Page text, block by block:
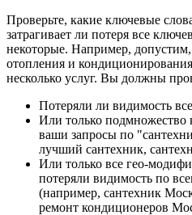
Проверьте, какие ключевые
затрагивает ли потеря все
некоторые. Например,
отопления и
несколько услуг. Вы должны
Потеряли ли видимость
Или только подмножество
ваши запросы по
лучший сантехник,
Или только все гео-
потеряли видимость по
(например, сантехник
ремонт кондиционеров